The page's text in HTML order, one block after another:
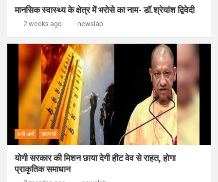
मानसिक स्वास्थ्य के क्षेत्र में भरोसे का नाम- डॉ.श्रेयांश द्विवेदी
2 weeks ago newslab
अभी अभी वाराणसी
योगी सरकार की मिशन छाया देगी हीट वेव से राहत, होगा
प्राकृतिक समाधान